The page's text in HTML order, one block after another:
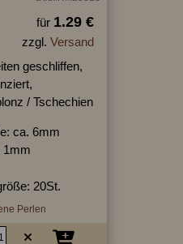
für 1.29 €
zzgl. Versand
geschliffen,
/ Tschechien
ca. 6mm
1mm
20St.
Perlen